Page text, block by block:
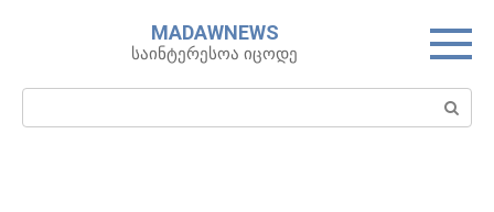
MADAWNEWS
საინტერესოა იცოდე
Search: